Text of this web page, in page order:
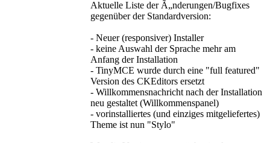
Aktuelle Liste der Ã„nderungen/Bugfixes
gegenüber der Standardversion:
- Neuer (responsiver) Installer
- keine Auswahl der Sprache mehr am
Anfang der Installation
- TinyMCE wurde durch eine "full featured"
Version des CKEditors ersetzt
- Willkommensnachricht nach der Installation
neu gestaltet (Willkommenspanel)
- vorinstalliertes (und einziges mitgeliefertes)
Theme ist nun "Stylo"